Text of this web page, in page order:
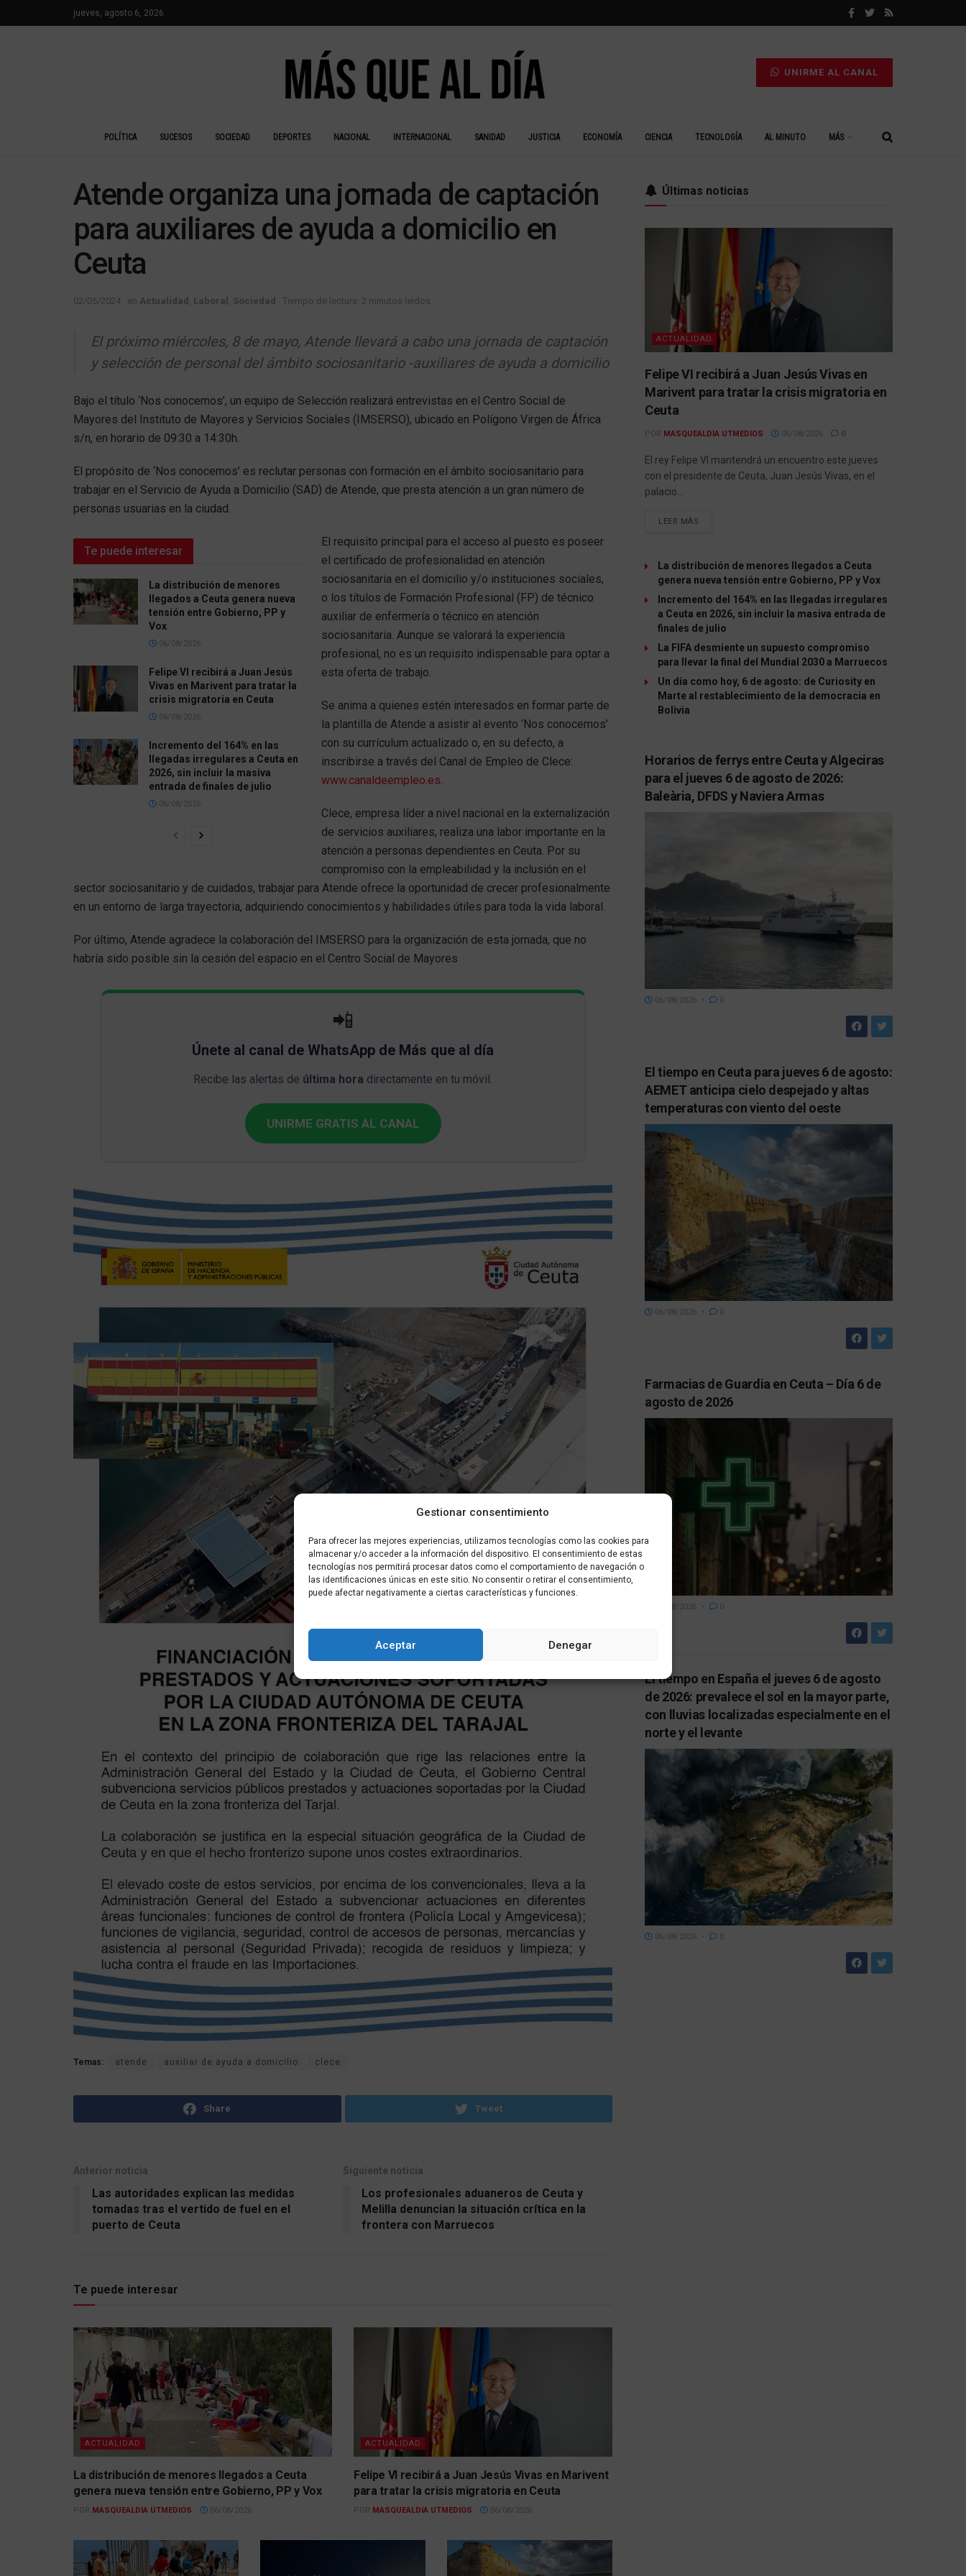
Gestionar consentimiento
Para ofrecer las mejores experiencias, utilizamos tecnologías como las cookies para
almacenar y/o acceder a la información del dispositivo. El consentimiento de estas
tecnologías nos permitirá procesar datos como el comportamiento de navegación o
las identificaciones únicas en este sitio. No consentir o retirar el consentimiento,
puede afectar negativamente a ciertas características y funciones.
Aceptar Denegar
jueves, agosto 6, 2026
UNIRME AL CANAL
POLÍTICA SUCESOS SOCIEDAD DEPORTES NACIONAL INTERNACIONAL SANIDAD JUSTICIA ECONOMÍA CIENCIA TECNOLOGÍA AL MINUTO MÁS
Atende organiza una jornada de captación
para auxiliares de ayuda a domicilio en
Ceuta
02/05/2024 en Actualidad Laboral Sociedad Tiempo de lectura: 2 minutos leidos
El próximo miércoles, 8 de mayo, Atende llevará a cabo una jornada de captación
y selección de personal del ámbito sociosanitario -auxiliares de ayuda a domicilio
Bajo el título ‘Nos conocemos’, un equipo de Selección realizará entrevistas en el Centro Social de
Mayores del Instituto de Mayores y Servicios Sociales (IMSERSO), ubicado en Polígono Virgen de África
s/n, en horario de 09:30 a 14:30h.
El propósito de ‘Nos conocemos’ es reclutar personas con formación en el ámbito sociosanitario para
trabajar en el Servicio de Ayuda a Domicilio (SAD) de Atende, que presta atención a un gran número de
personas usuarias en la ciudad.
Te puede interesar
La distribución de menores
llegados a Ceuta genera nueva
tensión entre Gobierno, PP y
Vox
06/08/2026
Felipe VI recibirá a Juan Jesús
Vivas en Marivent para tratar la
crisis migratoria en Ceuta
06/08/2026
Incremento del 164% en las
llegadas irregulares a Ceuta en
2026, sin incluir la masiva
entrada de finales de julio
06/08/2026
El requisito principal para el acceso al puesto es poseer
el certificado de profesionalidad en atención
sociosanitaria en el domicilio y/o instituciones sociales,
o los títulos de Formación Profesional (FP) de técnico
auxiliar de enfermería o técnico en atención
sociosanitaria. Aunque se valorará la experiencia
profesional, no es un requisito indispensable para optar a
esta oferta de trabajo.
Se anima a quienes estén interesados en formar parte de
la plantilla de Atende a asistir al evento ‘Nos conocemos’
con su currículum actualizado o, en su defecto, a
inscribirse a través del Canal de Empleo de Clece:
www.canaldeempleo.es
Clece, empresa líder a nivel nacional en la externalización
de servicios auxiliares, realiza una labor importante en la
atención a personas dependientes en Ceuta. Por su
compromiso con la empleabilidad y la inclusión en el
sector sociosanitario y de cuidados, trabajar para Atende ofrece la oportunidad de crecer profesionalmente
en un entorno de larga trayectoria, adquiriendo conocimientos y habilidades útiles para toda la vida laboral.
Por último, Atende agradece la colaboración del IMSERSO para la organización de esta jornada, que no
habría sido posible sin la cesión del espacio en el Centro Social de Mayores
📲
Únete al canal de WhatsApp de Más que al día
Recibe las alertas de última hora directamente en tu móvil.
UNIRME GRATIS AL CANAL
Temas: atende auxiliar de ayuda a domicilio clece
Share Tweet
Anterior noticia
Las autoridades explican las medidas
tomadas tras el vertido de fuel en el
puerto de Ceuta
Siguiente noticia
Los profesionales aduaneros de Ceuta y
Melilla denuncian la situación crítica en la
frontera con Marruecos
Te puede interesar
ACTUALIDAD
La distribución de menores llegados a Ceuta
genera nueva tensión entre Gobierno, PP y Vox
POR MASQUEALDIA UTMEDIOS 06/08/2026
ACTUALIDAD
Felipe VI recibirá a Juan Jesús Vivas en Marivent
para tratar la crisis migratoria en Ceuta
POR MASQUEALDIA UTMEDIOS 06/08/2026
Últimas noticias
ACTUALIDAD
Felipe VI recibirá a Juan Jesús Vivas en
Marivent para tratar la crisis migratoria en
Ceuta
POR MASQUEALDIA UTMEDIOS 06/08/2026 0
El rey Felipe VI mantendrá un encuentro este jueves
con el presidente de Ceuta, Juan Jesús Vivas, en el
palacio...
LEER MÁS
La distribución de menores llegados a Ceuta
genera nueva tensión entre Gobierno, PP y Vox
Incremento del 164% en las llegadas irregulares
a Ceuta en 2026, sin incluir la masiva entrada de
finales de julio
La FIFA desmiente un supuesto compromiso
para llevar la final del Mundial 2030 a Marruecos
Un día como hoy, 6 de agosto: de Curiosity en
Marte al restablecimiento de la democracia en
Bolivia
Horarios de ferrys entre Ceuta y Algeciras
para el jueves 6 de agosto de 2026:
Baleària, DFDS y Naviera Armas
06/08/2026 0
El tiempo en Ceuta para jueves 6 de agosto:
AEMET anticipa cielo despejado y altas
temperaturas con viento del oeste
06/08/2026 0
Farmacias de Guardia en Ceuta – Día 6 de
agosto de 2026
06/08/2026 0
El tiempo en España el jueves 6 de agosto
de 2026: prevalece el sol en la mayor parte,
con lluvias localizadas especialmente en el
norte y el levante
06/08/2026 0